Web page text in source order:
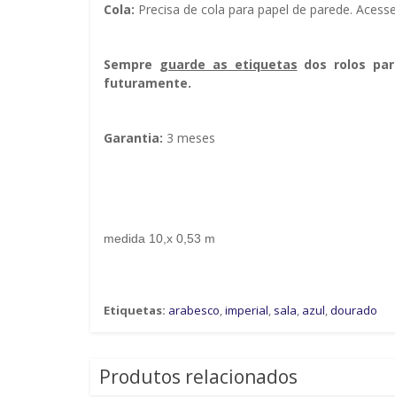
Cola: Precisa de cola para papel de parede.
Sempre guarde as etiquetas dos rolos
futuramente.
Garantia: 3 meses
medida 10,x 0,53 m
Etiquetas: arabesco,imperial, sala, azul,dourado
Produtos relacionados